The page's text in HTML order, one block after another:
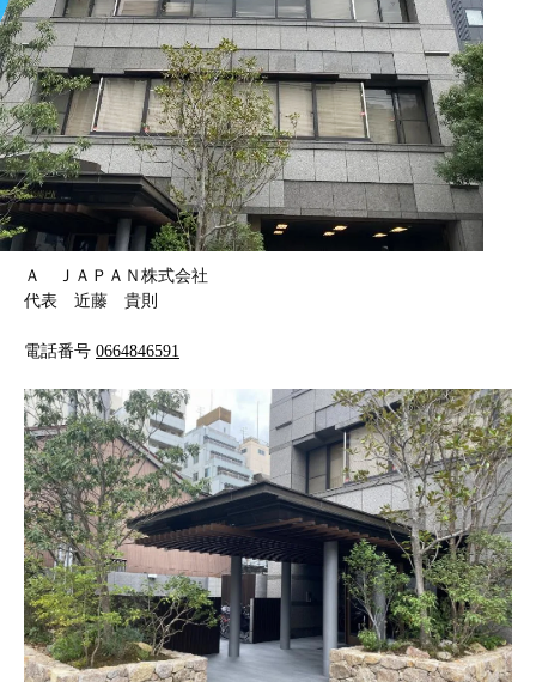
Ａ ＪＡＰＡＮ株式会社
代表 近藤 貴則
電話番号 0664846591